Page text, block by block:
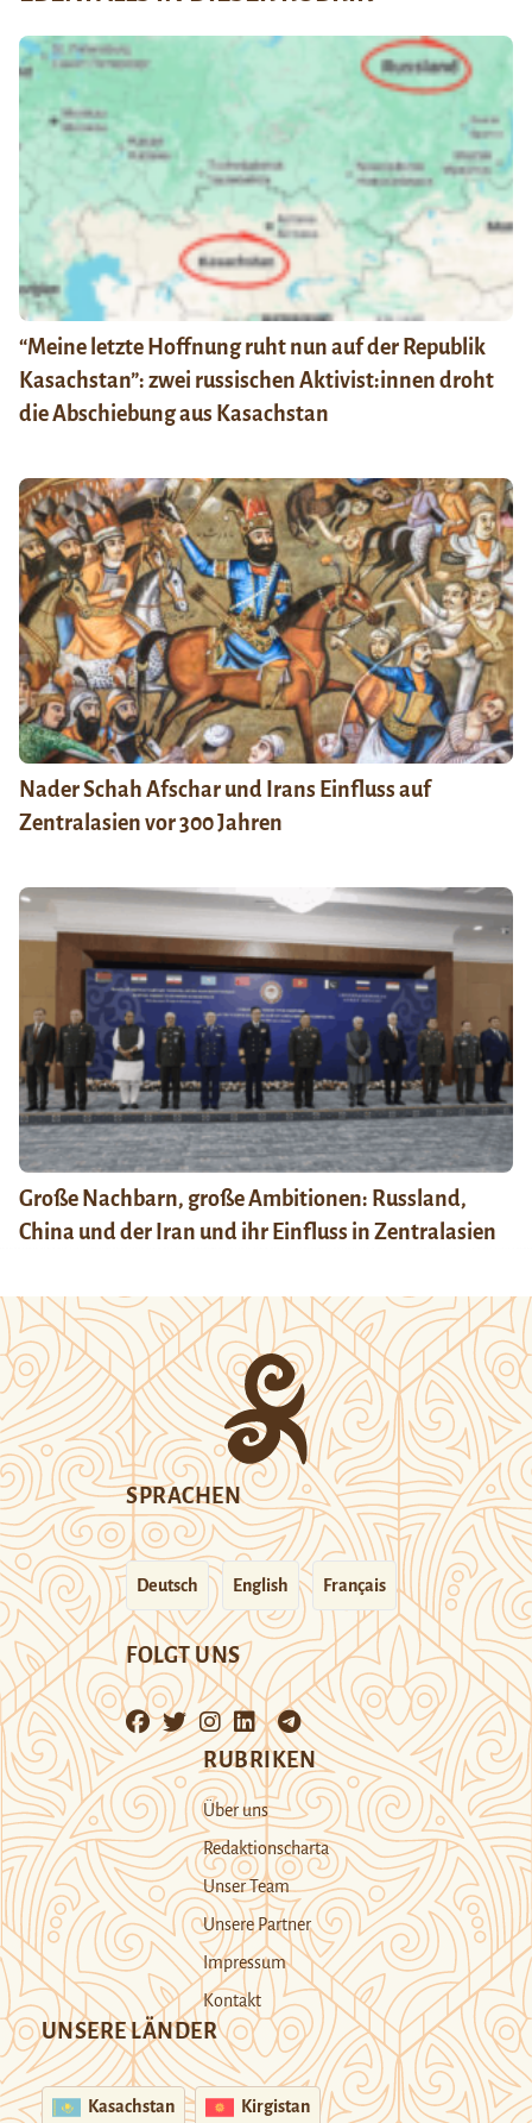
“Meine letzte Hoffnung ruht nun auf der Republik
Kasachstan”: zwei russischen Aktivist:innen droht
die Abschiebung aus Kasachstan
Nader Schah Afschar und Irans Einfluss auf
Zentralasien vor 300 Jahren
Große Nachbarn, große Ambitionen: Russland,
China und der Iran und ihr Einfluss in Zentralasien
SPRACHEN
Deutsch English Français
FOLGT UNS
RUBRIKEN
Über uns
Redaktionscharta
Unser Team
Unsere Partner
Impressum
Kontakt
UNSERE LÄNDER
Kasachstan Kirgistan